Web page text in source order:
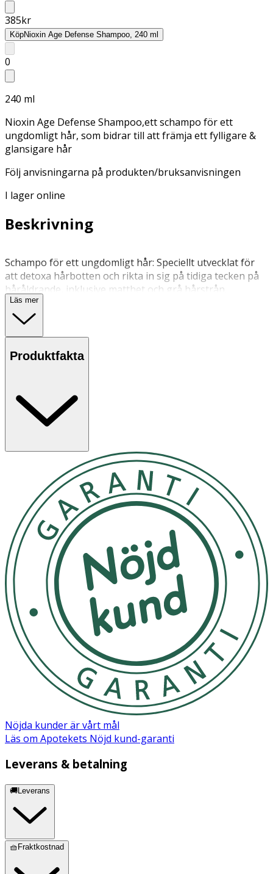
385kr
KöpNioxin Age Defense Shampoo, 240 ml
0
240 ml
Nioxin Age Defense Shampoo,ett schampo för ett
ungdomligt hår, som bidrar till att främja ett fylligare &
glansigare hår
Följ anvisningarna på produkten/bruksanvisningen
I lager online
Beskrivning
Schampo för ett ungdomligt hår: Speciellt utvecklat för
att detoxa hårbotten och rikta in sig på tidiga tecken på
håråldrande, inklusive matthet och grå hårstrån.
Applicera 12–15 pumpningar i torrt eller fuktigt hår
inte ur. För bästa resultat, använd som en del av en
komplett dag- och nattrutin tillsammans med våra 3-
Se förpackning
Ja
Ingredienser:
Aqua/Water/Eau, Sodium Cocoyl Methyl Isethionate,
Cocamidopropyl Betaine, Sodium Methyl Oleoyl Taurate,
Sodium Lauroyl Sarcosinate, Parfum/Fragrance, Malic
Acid, Sodium Benzoate, Sodium Chloride, Salicylic Acid,
Sodium Hydroxide, Niacinamide, Oleic Acid, Sodium
Citrate, Sodium Cocoate, Trisodium Ethylenediamine
Disuccinate, Caffeine, Polyquaternium-10. Mentha
Piperita Oil. Menthol. Mentha Arvensis Leaf Oil. Citric Acid.
Läs mer
Produktfakta
Nöjda kunder är vårt mål
Läs om Apotekets Nöjd kund-garanti
Leverans & betalning
🚚Leverans
🧺Fraktkostnad